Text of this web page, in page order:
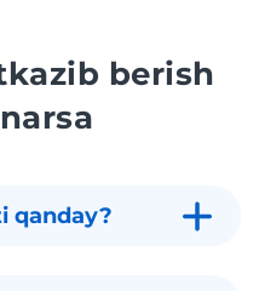
berish
qanday?